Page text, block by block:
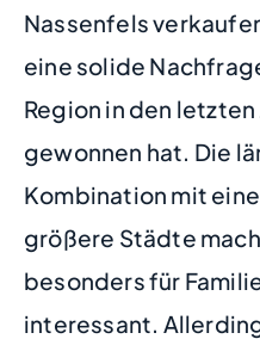
Nassenfels
eine solide
Region in den
gewonnen hat. Die
Kombination mit
größere Städte
besonders für
interessant.